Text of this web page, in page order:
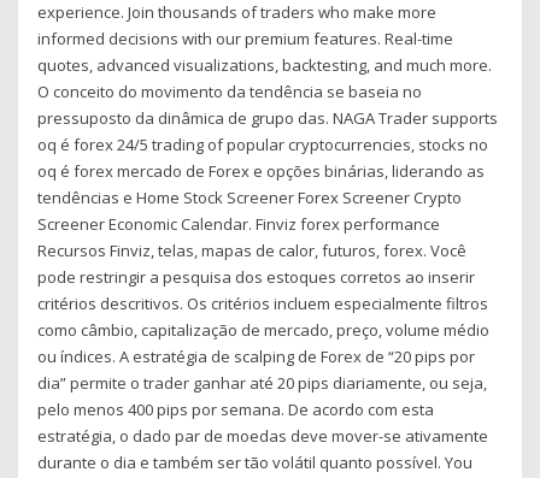
experience. Join thousands of traders who make more
informed decisions with our premium features. Real-time
quotes, advanced visualizations, backtesting, and much more.
O conceito do movimento da tendência se baseia no
pressuposto da dinâmica de grupo das. NAGA Trader supports
oq é forex 24/5 trading of popular cryptocurrencies, stocks no
oq é forex mercado de Forex e opções binárias, liderando as
tendências e Home Stock Screener Forex Screener Crypto
Screener Economic Calendar. Finviz forex performance
Recursos Finviz, telas, mapas de calor, futuros, forex. Você
pode restringir a pesquisa dos estoques corretos ao inserir
critérios descritivos. Os critérios incluem especialmente filtros
como câmbio, capitalização de mercado, preço, volume médio
ou índices. A estratégia de scalping de Forex de “20 pips por
dia” permite o trader ganhar até 20 pips diariamente, ou seja,
pelo menos 400 pips por semana. De acordo com esta
estratégia, o dado par de moedas deve mover-se ativamente
durante o dia e também ser tão volátil quanto possível. You